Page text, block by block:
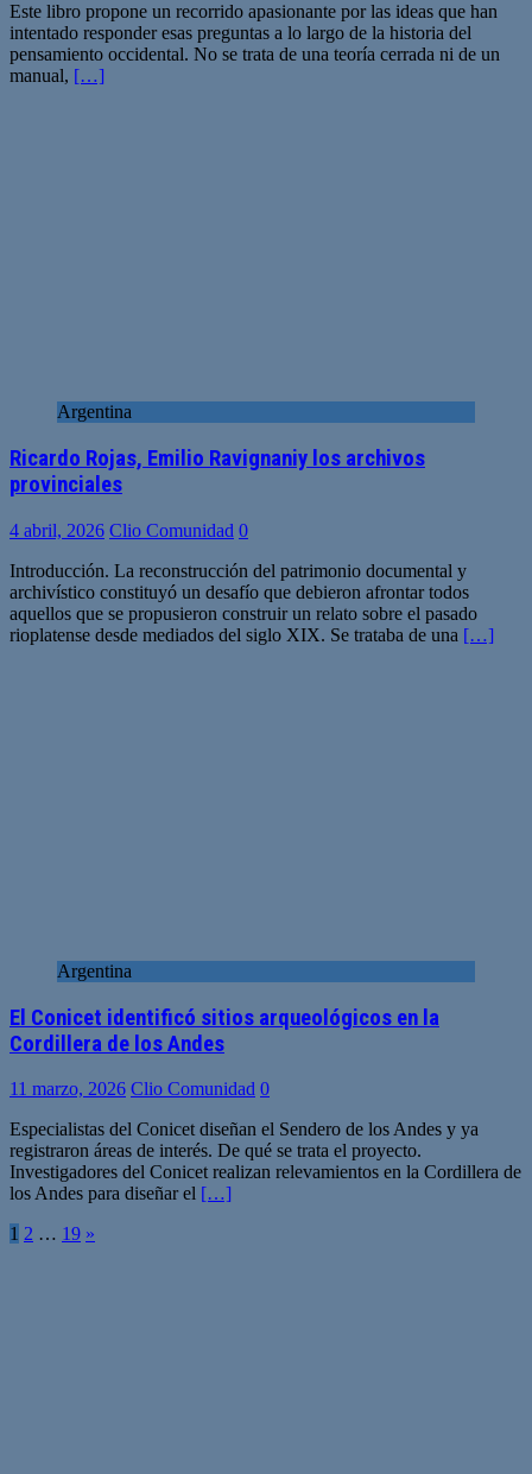
Este libro propone un recorrido apasionante por las ideas que han
intentado responder esas preguntas a lo largo de la historia del
pensamiento occidental. No se trata de una teoría cerrada ni de un
manual, […]
Argentina
Ricardo Rojas, Emilio Ravignaniy los archivos
provinciales
4 abril, 2026 Clio Comunidad 0
Introducción. La reconstrucción del patrimonio documental y
archivístico constituyó un desafío que debieron afrontar todos
aquellos que se propusieron construir un relato sobre el pasado
rioplatense desde mediados del siglo XIX. Se trataba de una […]
Argentina
El Conicet identificó sitios arqueológicos en la
Cordillera de los Andes
11 marzo, 2026 Clio Comunidad 0
Especialistas del Conicet diseñan el Sendero de los Andes y ya
registraron áreas de interés. De qué se trata el proyecto.
Investigadores del Conicet realizan relevamientos en la Cordillera de
los Andes para diseñar el […]
Paginación
1 2 … 19 »